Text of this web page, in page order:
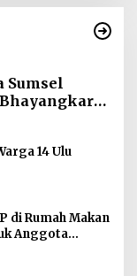
Sumsel
14 Ulu
di Rumah Makan
Anggota
!!